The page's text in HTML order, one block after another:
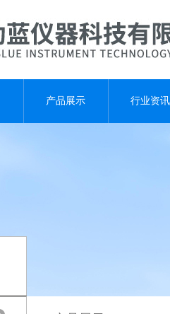
产品展示 行业资讯